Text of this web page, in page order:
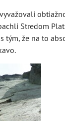
Stredom
tým, že na to